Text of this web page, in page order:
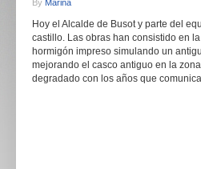
By Marina
Hoy el Alcalde de Busot y parte del
castillo. Las obras han consistido en
hormigón impreso simulando un
mejorando el casco antiguo en la
degradado con los años que